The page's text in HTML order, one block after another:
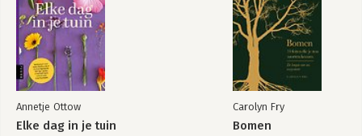
Annetje Ottow
Elke dag in je tuin
Carolyn Fry
Bomen